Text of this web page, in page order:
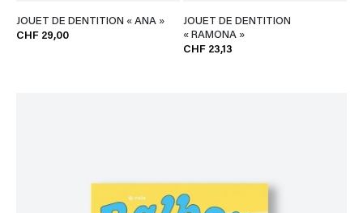
JOUET DE DENTITION « ANA »
CHF 29,00
JOUET DE DENTITION
« RAMONA »
CHF 23,13